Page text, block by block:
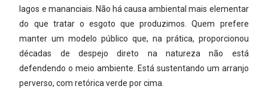
lagos e mananciais. Não há causa ambiental mais elementar
do que tratar o esgoto que produzimos. Quem prefere
manter um modelo público que, na prática, proporcionou
décadas de despejo direto na natureza não está
defendendo o meio ambiente. Está sustentando um arranjo
perverso, com retórica verde por cima.